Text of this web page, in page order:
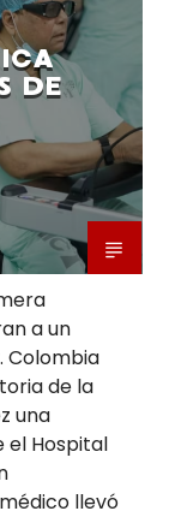
DE
a un
Colombia
de la
una
el Hospital
llevó